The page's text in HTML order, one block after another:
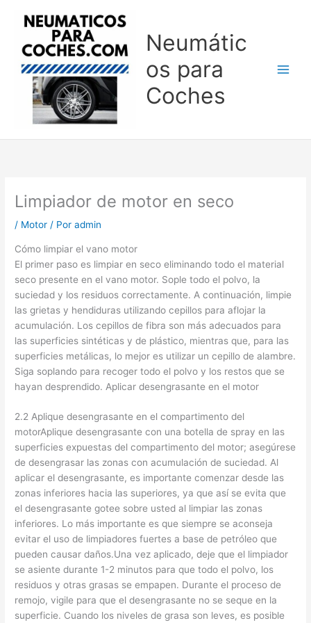
Neumátic
os para
Coches
Limpiador de motor en seco
/ Motor / Poradmin
Cómo limpiar el vano motor
El primer paso es limpiar en seco eliminando todo el material
seco presente en el vano motor. Sople todo el polvo, la
suciedad y los residuos correctamente. A continuación, limpie
las grietas y hendiduras utilizando cepillos para aflojar la
acumulación. Los cepillos de fibra son más adecuados para
las superficies sintéticas y de plástico, mientras que, para las
superficies metálicas, lo mejor es utilizar un cepillo de alambre.
Siga soplando para recoger todo el polvo y los restos que se
hayan desprendido. Aplicar desengrasante en el motor
2.2 Aplique desengrasante en el compartimento del
motorAplique desengrasante con una botella de spray en las
superficies expuestas del compartimento del motor; asegúrese
de desengrasar las zonas con acumulación de suciedad. Al
aplicar el desengrasante, es importante comenzar desde las
zonas inferiores hacia las superiores, ya que así se evita que
el desengrasante gotee sobre usted al limpiar las zonas
inferiores. Lo más importante es que siempre se aconseja
evitar el uso de limpiadores fuertes a base de petróleo que
pueden causar daños.Una vez aplicado, deje que el limpiador
se asiente durante 1-2 minutos para que todo el polvo, los
residuos y otras grasas se empapen. Durante el proceso de
remojo, vigile para que el desengrasante no se seque en la
superficie. Cuando los niveles de grasa son leves, es posible